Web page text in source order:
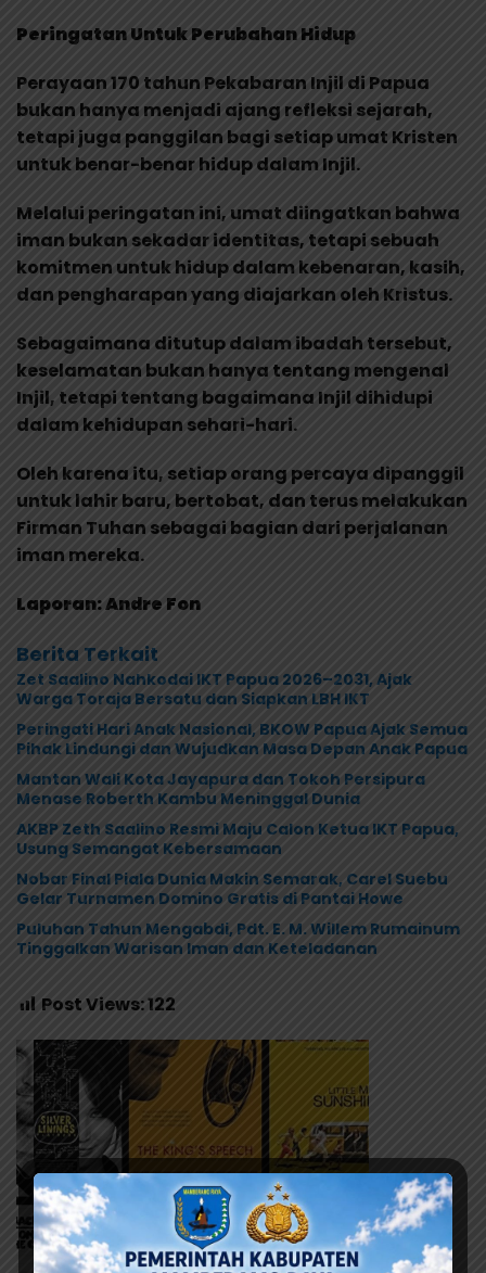
Peringatan Untuk Perubahan Hidup
Perayaan 170 tahun Pekabaran Injil di Papua
bukan hanya menjadi ajang refleksi sejarah,
tetapi juga panggilan bagi setiap umat Kristen
untuk benar-benar hidup dalam Injil.
Melalui peringatan ini, umat diingatkan bahwa
iman bukan sekadar identitas, tetapi sebuah
komitmen untuk hidup dalam kebenaran, kasih,
dan pengharapan yang diajarkan oleh Kristus.
Sebagaimana ditutup dalam ibadah tersebut,
keselamatan bukan hanya tentang mengenal
Injil, tetapi tentang bagaimana Injil dihidupi
dalam kehidupan sehari-hari.
Oleh karena itu, setiap orang percaya dipanggil
untuk lahir baru, bertobat, dan terus melakukan
Firman Tuhan sebagai bagian dari perjalanan
iman mereka.
Laporan: Andre Fon
Berita Terkait
Zet Saalino Nahkodai IKT Papua 2026–2031, Ajak
Warga Toraja Bersatu dan Siapkan LBH IKT
Peringati Hari Anak Nasional, BKOW Papua Ajak Semua
Pihak Lindungi dan Wujudkan Masa Depan Anak Papua
Mantan Wali Kota Jayapura dan Tokoh Persipura
Menase Roberth Kambu Meninggal Dunia
AKBP Zeth Saalino Resmi Maju Calon Ketua IKT Papua,
Usung Semangat Kebersamaan
Nobar Final Piala Dunia Makin Semarak, Carel Suebu
Gelar Turnamen Domino Gratis di Pantai Howe
Puluhan Tahun Mengabdi, Pdt. E. M. Willem Rumainum
Tinggalkan Warisan Iman dan Keteladanan
Post Views:122